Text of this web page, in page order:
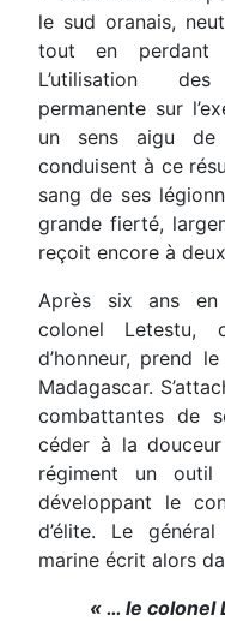
le sud oranais,
tout en perdant
L’utilisation
permanente sur
un sens aigu de
conduisent à ce
sang de ses
grande fierté,
reçoit encore à
Après six ans en
colonel Letestu,
d’honneur, prend
Madagascar.
combattantes de
céder à la
régiment un outil
développant le
d’élite. Le
marine écrit alors
« … le colonel